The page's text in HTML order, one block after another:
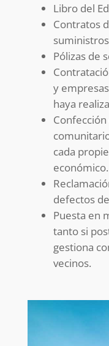
Libro del
Contratos
suministros
Pólizas de
y
haya
cada
económico.
defectos
Puesta en
tanto si
gestiona
vecinos.